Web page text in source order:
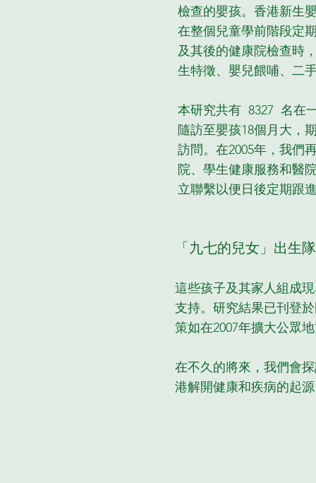
檢查的嬰孩。香港新生
在整個兒童學前階段定
及其後的健康院檢查時
生特徵、嬰兒餵哺、二
本研究共有 8327 名在
隨訪至嬰孩18個月大，
訪問。在2005年，我們
院、學生健康服務和醫
立聯繫以便日後定期跟
「九七的兒女」出生
這些孩子及其家人組成
支持。研究結果已刊登
策如在2007年擴大公眾
在不久的將來，我們會
港解開健康和疾病的起